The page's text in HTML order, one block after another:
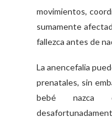
movimientos,
sumamente
fallezca antes de
La anencefalia
prenatales, sin
bebé nazca